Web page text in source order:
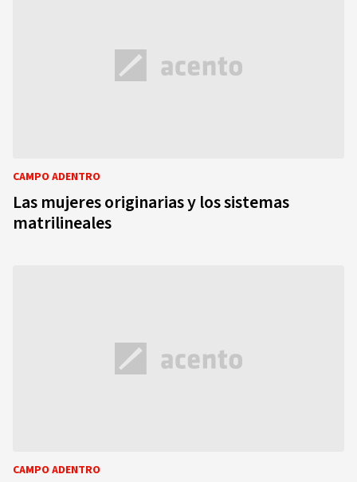
CAMPO ADENTRO
Las mujeres originarias y los sistemas
matrilineales
CAMPO ADENTRO